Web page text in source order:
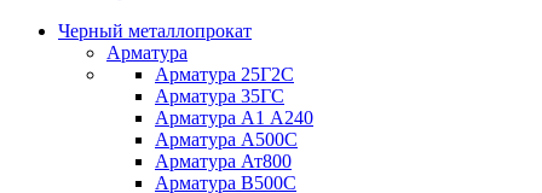
Черный металлопрокат
Арматура
Арматура 25Г2С
Арматура 35ГС
Арматура А1 А240
Арматура А500С
Арматура Ат800
Арматура В500С